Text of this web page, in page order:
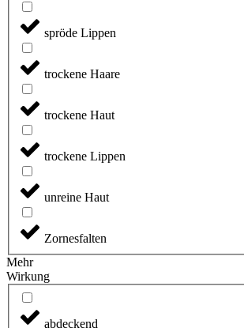
spröde Lippen
trockene Haare
trockene Haut
trockene Lippen
unreine Haut
Zornesfalten
Mehr
Wirkung
abdeckend